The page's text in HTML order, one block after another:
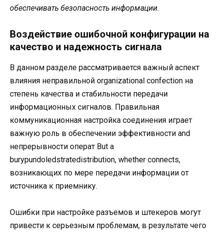
обеспечивать безопасность информации.
Воздействие ошибочной конфигурации на
качество и надежность сигнала
В данном разделе рассматривается важный аспект
влияния неправильной organizational confection на
степень качества и стабильности передачи
информационных сигналов. Правильная
коммуникационная настройка соединения играет
важную роль в обеспечении эффективности and
непрерывности операт But a
burypundoledstratedistribution, whether connects,
возникающих по мере передачи информации от
источника к приемнику.
Ошибки при настройке разъемов и штекеров могут
привести к серьезным проблемам, в результате чего